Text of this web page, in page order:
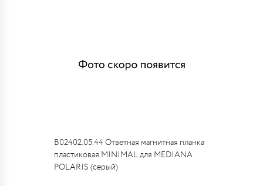
B02402.05.44 Ответная магнитная планка
пластиковая MINIMAL для MEDIANA
POLARIS (серый)